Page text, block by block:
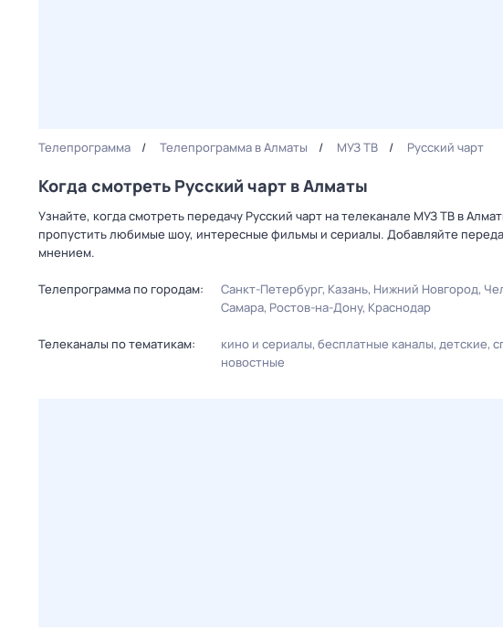
Телепрограмма Телепрограмма в Алматы МУЗ ТВ Русский чарт
Когда смотреть Русский чарт в Алматы
Узнайте, когда смотреть передачу Русский чарт на телеканале МУЗ ТВ в
пропустить любимые шоу, интересные фильмы и сериалы. Добавляйте
мнением.
Телепрограмма по городам: Санкт-Петербург Казань Нижний Новгород
Самара Ростов-на-Дону Краснодар
Телеканалы по тематикам: кино и сериалы бесплатные каналы детские
новостные